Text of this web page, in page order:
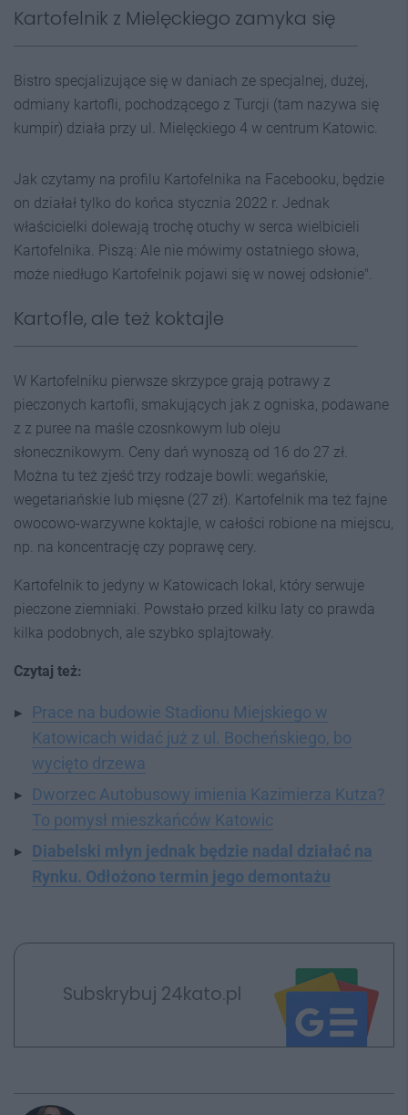
Kartofelnik z Mielęckiego zamyka się
Bistro specjalizujące się w daniach ze specjalnej, dużej,
odmiany kartofli, pochodzącego z Turcji (tam nazywa się
kumpir) działa przy ul. Mielęckiego 4 w centrum Katowic.
Jak czytamy na profilu Kartofelnika na Facebooku, będzie
on działał tylko do końca stycznia 2022 r. Jednak
właścicielki dolewają trochę otuchy w serca wielbicieli
Kartofelnika. Piszą: Ale nie mówimy ostatniego słowa,
może niedługo Kartofelnik pojawi się w nowej odsłonie".
Kartofle, ale też koktajle
W Kartofelniku pierwsze skrzypce grają potrawy z
pieczonych kartofli, smakujących jak z ogniska, podawane
z z puree na maśle czosnkowym lub oleju
słonecznikowym. Ceny dań wynoszą od 16 do 27 zł.
Można tu też zjeść trzy rodzaje bowli: wegańskie,
wegetariańskie lub mięsne (27 zł). Kartofelnik ma też fajne
owocowo-warzywne koktajle, w całości robione na miejscu,
np. na koncentrację czy poprawę cery.
Kartofelnik to jedyny w Katowicach lokal, który serwuje
pieczone ziemniaki. Powstało przed kilku laty co prawda
kilka podobnych, ale szybko splajtowały.
Czytaj też:
Prace na budowie Stadionu Miejskiego w
Katowicach widać już z ul. Bocheńskiego, bo
wycięto drzewa
Dworzec Autobusowy imienia Kazimierza Kutza?
To pomysł mieszkańców Katowic
Diabelski młyn jednak będzie nadal działać na
Rynku. Odłożono termin jego demontażu
Subskrybuj 24kato.pl